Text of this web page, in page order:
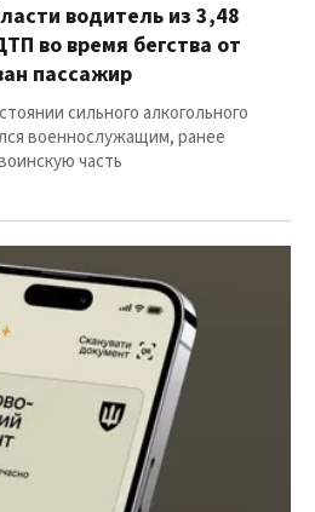
водитель из 3,48
во время бегства от
пассажир
сильного алкогольного
военнослужащим, ранее
часть